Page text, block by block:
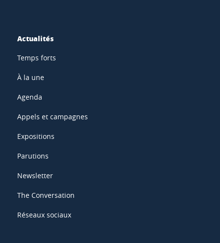
Actualités
Temps forts
À la une
Agenda
Appels et campagnes
Expositions
Parutions
Newsletter
The Conversation
Réseaux sociaux